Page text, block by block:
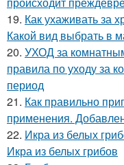
19. Как ухаживать за
Какой вид выбрать в
20. УХОД за
правила по уходу за
период
21. Как правильно
применения.
22. Икра из белых
Икра из белых грибов